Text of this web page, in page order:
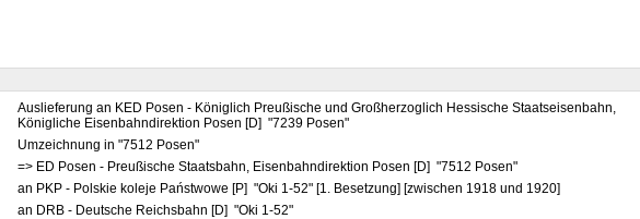
Auslieferung an KED Posen - Königlich Preußische und Großherzoglich Hessische Staatseisenbahn,
Königliche Eisenbahndirektion Posen [D] "7239 Posen"
Umzeichnung in "7512 Posen"
=> ED Posen - Preußische Staatsbahn, Eisenbahndirektion Posen [D] "7512 Posen"
an PKP - Polskie koleje Państwowe [P] "Oki 1-52" [1. Besetzung] [zwischen 1918 und 1920]
an DRB - Deutsche Reichsbahn [D] "Oki 1-52"